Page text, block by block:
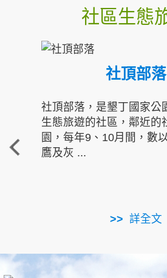
社區生態
社頂部落
社頂部落，是墾丁國家公
生態旅遊的社區，鄰近的
園，每年9、10月間，數
鷹及灰 ...
詳全文